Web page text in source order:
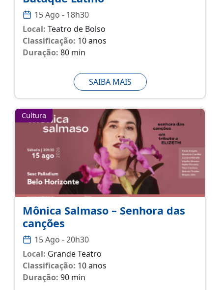
15 Ago - 18h30
Local: Teatro de Bolso
Classificação: 10 anos
Duração: 80 min
SAIBA MAIS
Cultura
Mônica Salmaso – Senhora das
canções
15 Ago - 20h30
Local: Grande Teatro
Classificação: 10 anos
Duração: 90 min